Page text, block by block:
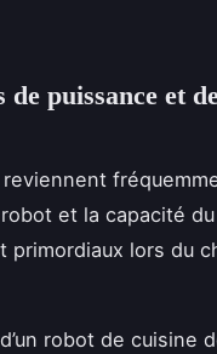
puissance et
et la capacité
primordiaux lors du
robot de cuisine